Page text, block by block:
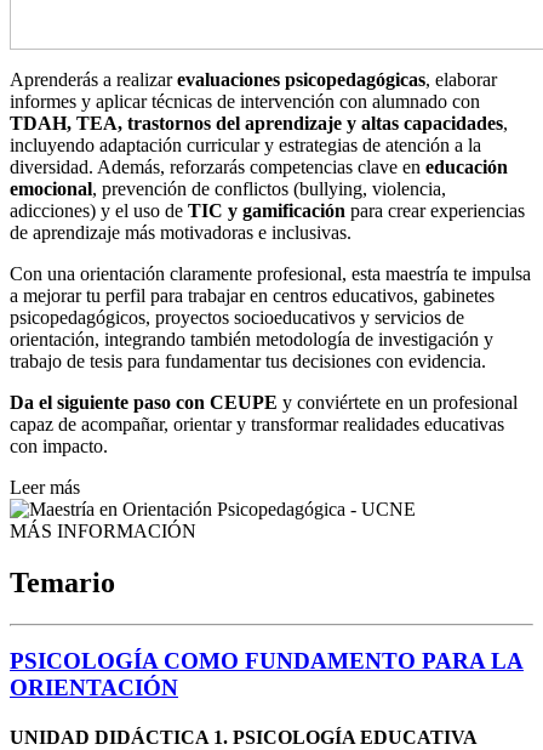
Aprenderás a realizarevaluaciones psicopedagógicas, elaborar
informes y aplicar técnicas de intervención con alumnado con
TDAH, TEA, trastornos del aprendizaje y altas capacidades,
incluyendo adaptación curricular y estrategias de atención a la
diversidad. Además, reforzarás competencias clave en educación
emocional, prevención de conflictos (bullying, violencia,
adicciones) y el uso de TIC y gamificación para crear experiencias
de aprendizaje más motivadoras e inclusivas.
Con una orientación claramente profesional, esta maestría te impulsa
a mejorar tu perfil para trabajar en centros educativos, gabinetes
psicopedagógicos, proyectos socioeducativos y servicios de
orientación, integrando también metodología de investigación y
trabajo de tesis para fundamentar tus decisiones con evidencia.
Da el siguiente paso con CEUPE y conviértete en un profesional
capaz de acompañar, orientar y transformar realidades educativas
con impacto.
Leer más
MÁS INFORMACIÓN
Temario
PSICOLOGÍA COMO FUNDAMENTO PARA LA
ORIENTACIÓN
UNIDAD DIDÁCTICA 1. PSICOLOGÍA EDUCATIVA